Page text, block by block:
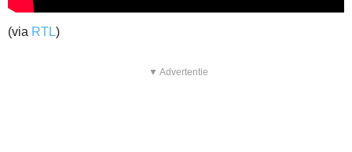
(via RTL)
▼ Advertentie